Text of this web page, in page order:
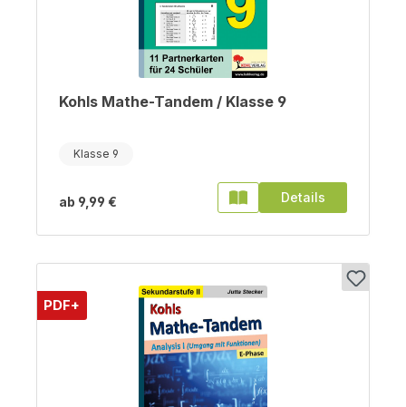
Kohls Mathe-Tandem / Klasse 9
Klasse 9
ab 9,99 € Details
PDF+